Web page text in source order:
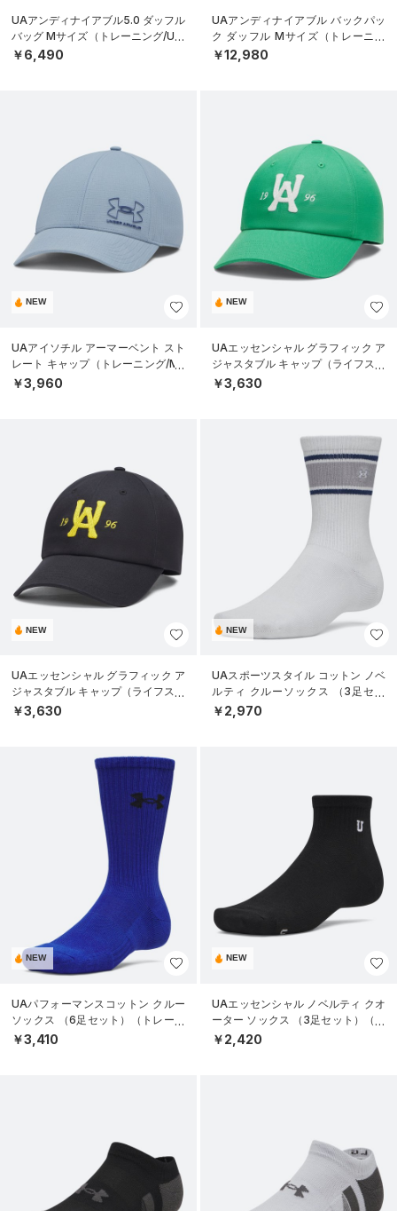
UAアンディナイアブル5.0 ダッフル
バッグ Mサイズ（トレーニング/UNI
SEX）
￥6,490
UAアンディナイアブル バックパッ
ク ダッフル Mサイズ（トレーニン
グ/UNISEX）
￥12,980
NEW
UAアイソチル アーマーベント スト
レート キャップ（トレーニング/ME
N）
￥3,960
NEW
UAエッセンシャル グラフィック ア
ジャスタブル キャップ（ライフスタ
イル/UNISEX）
￥3,630
NEW
UAエッセンシャル グラフィック ア
ジャスタブル キャップ（ライフスタ
イル/UNISEX）
￥3,630
NEW
UAスポーツスタイル コットン ノベ
ルティ クルーソックス （3足セッ
ト）（トレーニング/UNISEX）
￥2,970
NEW
UAパフォーマンスコットン クルー
ソックス （6足セット）（トレーニ
ング/UNISEX）
￥3,410
NEW
UAエッセンシャル ノベルティ クオ
ーター ソックス （3足セット）（ラ
イフスタイル/UNISEX）
￥2,420